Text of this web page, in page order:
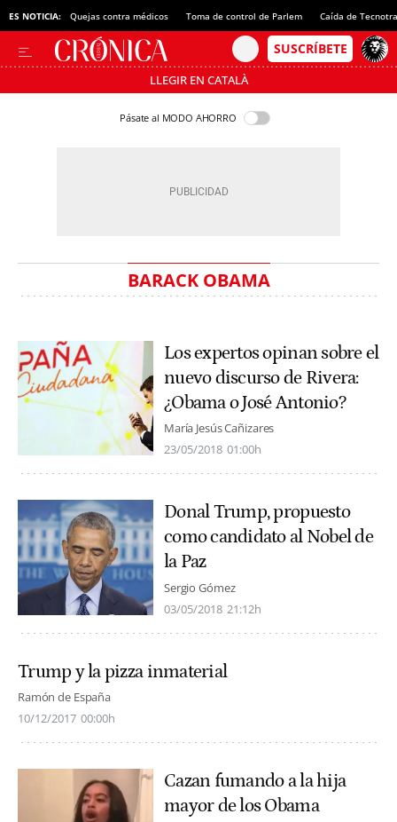
ES NOTICIA: Quejas contra médicos Toma de control de Parlem Caída de
LLEGIR EN CATALÀ
Pásate al MODO AHORRO
BARACK OBAMA
Los expertos opinan sobre el
nuevo discurso de Rivera:
¿Obama o José Antonio?
María Jesús Cañizares
23/05/2018 01:00h
Donal Trump, propuesto
como candidato al Nobel de
la Paz
Sergio Gómez
03/05/2018 21:12h
Trump y la pizza inmaterial
Ramón de España
10/12/2017 00:00h
Cazan fumando a la hija
mayor de los Obama